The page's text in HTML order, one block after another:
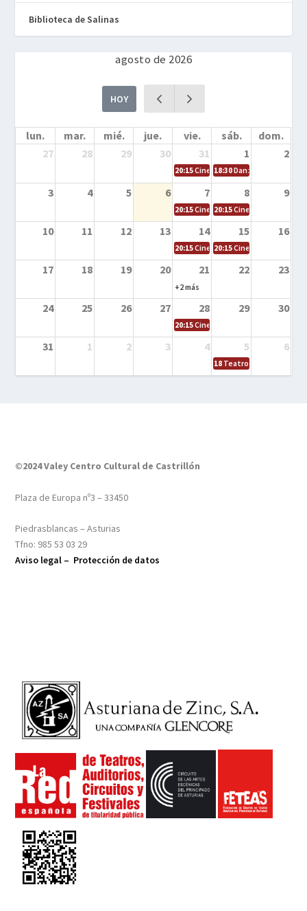
Biblioteca de Salinas
agosto de 2026
HOY
lun. mar. mié. jue. vie. sáb.
dom.
27
28 29 30 31 1 2
20:15Cine en la calle – Cómo
18:30Danza – Cita en el
3 4 5 6 7 8 9
20:15Cine en la calle – El niño y la
20:15Cine en la calle –
10 11 12 13 14 15 16
20:15Cine en la calle – Tortugas
20:15Cine en la calle –
17 18 19 20 21 22 23
+2 más
24 25 26 27 28 29 30
20:15Cine en el calle – Tintín y el
31 1 2 3 4 5 6
18 Teatro – Tres
©2024 Valey Centro Cultural de Castrillón
Plaza de Europa nº3 – 33450
Piedrasblancas – Asturias
Tfno: 985 53 03 29
Aviso legal – Protección de datos